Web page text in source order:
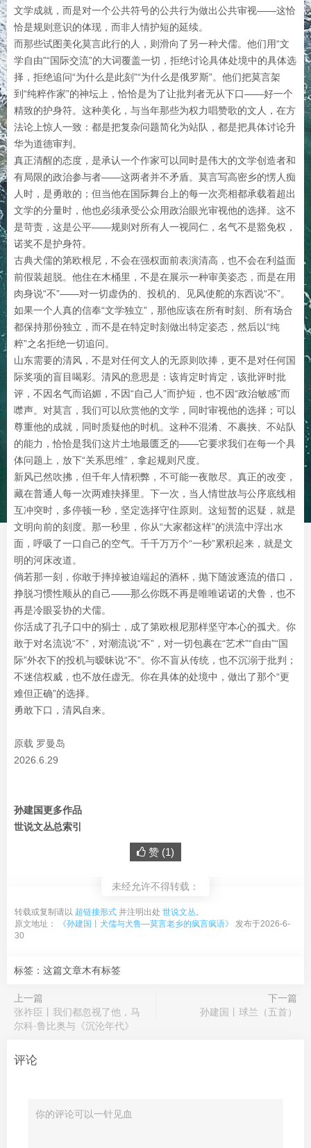
文学成就，而是对一个公共符号的公共行为做出公共审视——这恰
恰是规则意识的体现，而非人情护短的延续。
而那些试图美化莫言此行的人，则滑向了另一种犬儒。他们用“文
学自由”“国际交流”的大词覆盖一切，拒绝讨论具体处境中的具体选
择，拒绝追问“为什么是此刻”“为什么是俄罗斯”。他们把莫言架
到“纯粹作家”的神坛上，恰恰是为了让批判者无从下口——好一个
精致的护身符。这种美化，与当年那些为权力唱赞歌的文人，在方
法论上惊人一致：都是把复杂问题简化为站队，都是把具体讨论升
华为道德审判。
真正清醒的态度，是承认一个作家可以同时是伟大的文学创造者和
有局限的政治参与者——这两者并不矛盾。莫言写高密乡的愣人痴
人时，是勇敢的；但当他在国际舞台上的每一次亮相都承载着超出
文学的分量时，他也必须承受公众用政治眼光审视他的选择。这不
是苛责，这是公平——规则对所有人一视同仁，名气不是豁免权，
诺奖不是护身符。
古典犬儒的第欧根尼，不会在强权面前表演清高，也不会在利益面
前假装超脱。他住在木桶里，不是在展示一种审美姿态，而是在用
肉身说“不”——对一切虚伪的、投机的、见风使舵的东西说“不”。
如果一个人真的信奉“文学独立”，那他应该在所有时刻、所有场合
都保持那份独立，而不是在特定时刻做出特定姿态，然后以“纯
粹”之名拒绝一切追问。
山东需要的清风，不是对任何文人的无原则吹捧，更不是对任何国
际奖项的盲目喝彩。清风的意思是：该肯定时肯定，该批评时批
评，不因名气而谄媚，不因“自己人”而护短，也不因“政治敏感”而
噤声。对莫言，我们可以欣赏他的文学，同时审视他的选择；可以
尊重他的成就，同时质疑他的时机。这种不混淆、不裹挟、不站队
的能力，恰恰是我们这片土地最匮乏的——它要求我们在每一个具
体问题上，放下“关系思维”，拿起规则尺度。
新风已然吹拂，但千年人情积弊，不可能一夜散尽。真正的改变，
藏在普通人每一次两难抉择里。下一次，当人情世故与公序底线相
互冲突时，多停顿一秒，坚定选择守住原则。这短暂的迟疑，就是
文明向前的刻度。那一秒里，你从“大家都这样”的洪流中浮出水
面，呼吸了一口自己的空气。千千万万个“一秒”累积起来，就是文
明的河床改道。
倘若那一刻，你敢于摔掉被迫端起的酒杯，抛下随波逐流的借口，
挣脱习惯性顺从的自己——那么你既不再是唯唯诺诺的犬鲁，也不
再是冷眼妥协的犬儒。
你活成了孔子口中的狷士，成了第欧根尼那样坚守本心的孤犬。你
敢于对名流说“不”，对潮流说“不”，对一切包裹在“艺术”“自由”“国
际”外衣下的投机与暧昧说“不”。你不盲从传统，也不沉溺于批判；
不迷信权威，也不放任虚无。你在具体的处境中，做出了那个“更
难但正确”的选择。
勇敢下口，清风自来。
原载 罗曼岛
2026.6.29
孙建国更多作品
世说文丛总索引
赞 (1)
未经允许不得转载：
转载或复制请以 超链接形式 并注明出处 世说文丛。
原文地址：
《孙建国丨犬儒与犬鲁—莫言老乡的疯言疯语》
发布于2026-6-
30
标签：这篇文章木有标签
上一篇
张祚臣丨我们都忽视了他，马
尔科·鲁比奥与《沉沦年代》
下一篇
孙建国丨球兰（五首）
评论